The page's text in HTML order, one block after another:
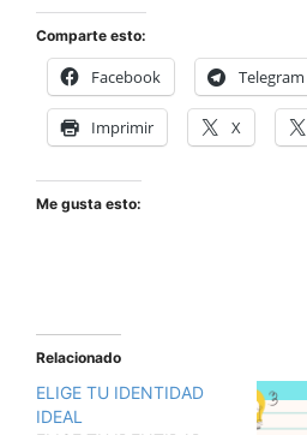
Comparte esto:
Facebook Telegram
Imprimir X
Me gusta esto:
Relacionado
ELIGE TU IDENTIDAD
IDEAL